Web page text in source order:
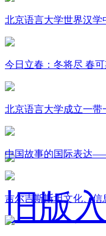
北京语言大学世界汉学
今日立春：冬将尽 春
北京语言大学成立一带
中国故事的国际表达
吉尔吉斯斯坦文化、信
旧版